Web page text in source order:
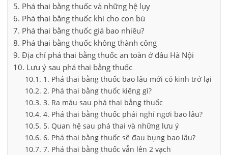
Phá thai bằng thuốc và những hệ lụy
Phá thai bằng thuốc khi cho con bú
Phá thai bằng thuốc giá bao nhiêu?
Phá thai bằng thuốc không thành công
Địa chỉ phá thai bằng thuốc an toàn ở đâu Hà Nội
Lưu ý sau phá thai bằng thuốc
1. Phá thai bằng thuốc bao lâu mới có kinh trở lại
2. Phá thai bằng thuốc kiêng gì?
3. Ra máu sau phá thai bằng thuốc
4. Phá thai bằng thuốc phải nghỉ ngơi bao lâu?
5. Quan hệ sau phá thai và những lưu ý
6. Phá thai bằng thuốc sẽ đau bụng bao lâu?
7. Phá thai bằng thuốc vẫn lên 2 vạch